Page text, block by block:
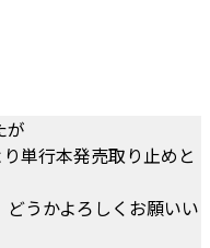
が
単行本発売取り止めと
うかよろしくお願いい